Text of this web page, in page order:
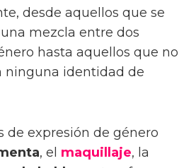
desde aquellos que se
mezcla entre dos
hasta aquellos que no
ninguna identidad de
de expresión de género
, el maquillaje, la